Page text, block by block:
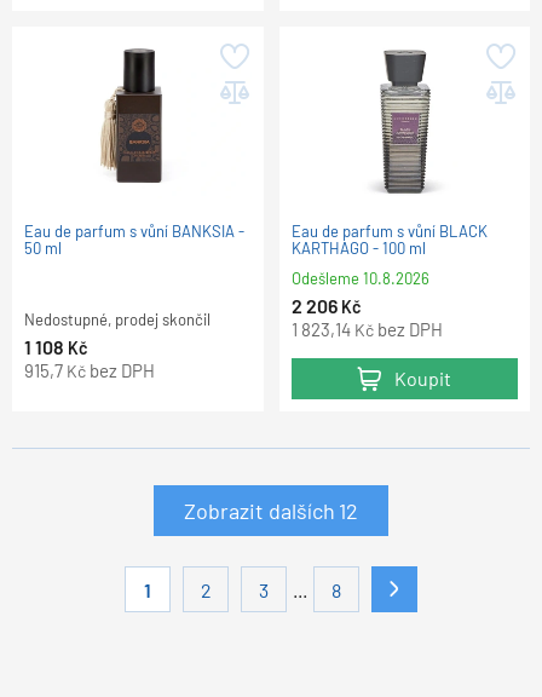
Eau de parfum s vůní BANKSIA -
50 ml
Nedostupné, prodej skončil
1 108 Kč
915,7 Kč bez DPH
Eau de parfum s vůní BLACK
KARTHAGO - 100 ml
Odešleme10.8.2026
2 206 Kč
1 823,14 Kč bez DPH
Koupit
1 2 3 8
Zobrazit dalších 12